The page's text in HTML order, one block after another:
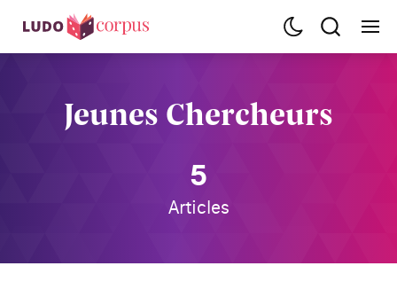
Jeunes Chercheurs
5
Articles